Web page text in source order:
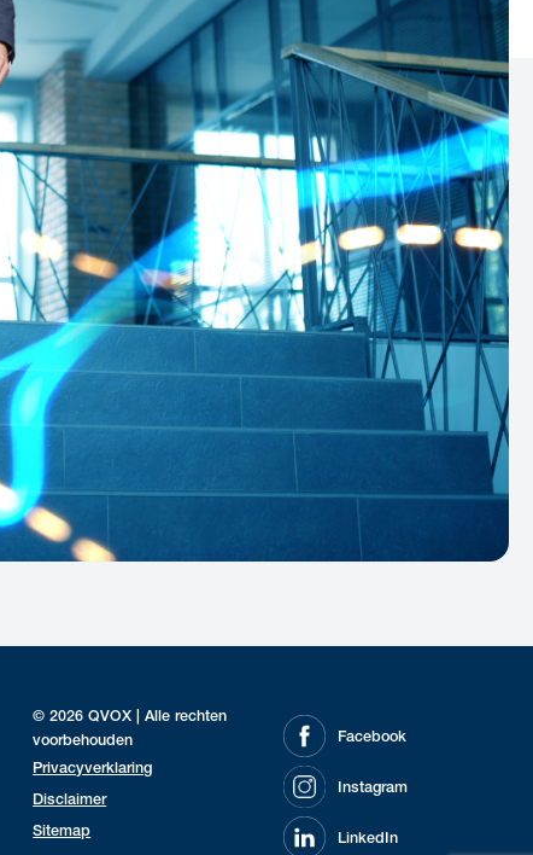
© 2026 QVOX | Alle rechten
voorbehouden
Privacyverklaring
Disclaimer
Sitemap
Facebook
Instagram
LinkedIn